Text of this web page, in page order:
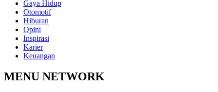
Gaya Hidup
Otomotif
Hiburan
Opini
Inspirasi
Karier
Keuangan
MENU NETWORK